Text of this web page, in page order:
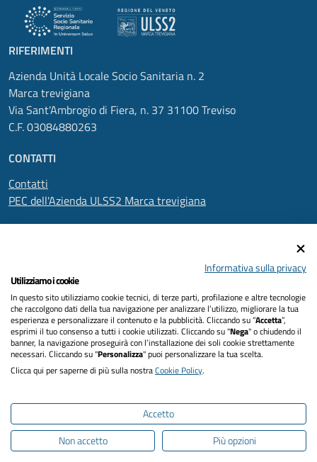
RIFERIMENTI
Azienda Unità Locale Socio Sanitaria n. 2
Marca trevigiana
Via Sant'Ambrogio di Fiera, n. 37 31100 Treviso
C.F. 03084880263
CONTATTI
Contatti
PEC dell'Azienda ULSS2 Marca trevigiana
Informativa privacy
Dichiarazione di accessibilità
Note legali
Informativa sulla privacy
Utilizziamo i cookie
In questo sito utilizziamo cookie tecnici, di terze parti, profilazione e altre tecnologie
che raccolgono dati della tua navigazione per analizzare l’utilizzo, migliorare la tua
esperienza e personalizzare il contenuto e la pubblicità. Cliccando su “Accetta”,
esprimi il tuo consenso a tutti i cookie utilizzati. Cliccando su "Nega" o chiudendo il
banner, la navigazione proseguirà con l’installazione dei soli cookie strettamente
necessari. Cliccando su "Personalizza" puoi personalizzare la tua scelta.
Clicca qui per saperne di più sulla nostraCookie Policy.
Accetto
Non accetto
Più opzioni